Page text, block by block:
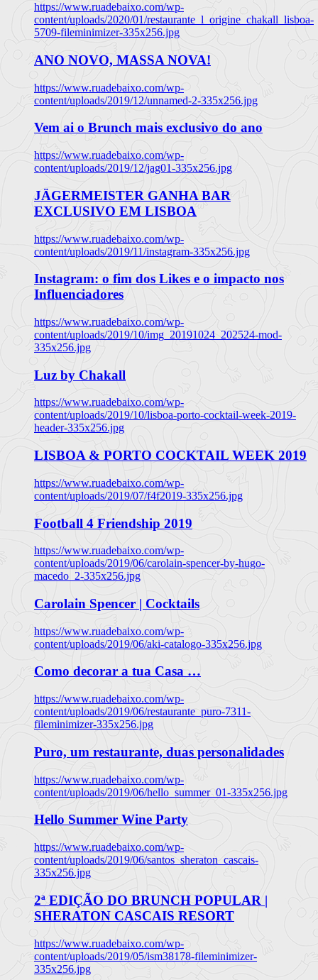
https://www.ruadebaixo.com/wp-
content/uploads/2020/01/restaurante_l_origine_chakall_lisboa-
5709-fileminimizer-335x256.jpg
ANO NOVO, MASSA NOVA!
https://www.ruadebaixo.com/wp-
content/uploads/2019/12/unnamed-2-335x256.jpg
Vem ai o Brunch mais exclusivo do ano
https://www.ruadebaixo.com/wp-
content/uploads/2019/12/jag01-335x256.jpg
JÄGERMEISTER GANHA BAR
EXCLUSIVO EM LISBOA
https://www.ruadebaixo.com/wp-
content/uploads/2019/11/instagram-335x256.jpg
Instagram: o fim dos Likes e o impacto nos
Influenciadores
https://www.ruadebaixo.com/wp-
content/uploads/2019/10/img_20191024_202524-mod-
335x256.jpg
Luz by Chakall
https://www.ruadebaixo.com/wp-
content/uploads/2019/10/lisboa-porto-cocktail-week-2019-
header-335x256.jpg
LISBOA & PORTO COCKTAIL WEEK 2019
https://www.ruadebaixo.com/wp-
content/uploads/2019/07/f4f2019-335x256.jpg
Football 4 Friendship 2019
https://www.ruadebaixo.com/wp-
content/uploads/2019/06/carolain-spencer-by-hugo-
macedo_2-335x256.jpg
Carolain Spencer | Cocktails
https://www.ruadebaixo.com/wp-
content/uploads/2019/06/aki-catalogo-335x256.jpg
Como decorar a tua Casa …
https://www.ruadebaixo.com/wp-
content/uploads/2019/06/restaurante_puro-7311-
fileminimizer-335x256.jpg
Puro, um restaurante, duas personalidades
https://www.ruadebaixo.com/wp-
content/uploads/2019/06/hello_summer_01-335x256.jpg
Hello Summer Wine Party
https://www.ruadebaixo.com/wp-
content/uploads/2019/06/santos_sheraton_cascais-
335x256.jpg
2ª EDIÇÃO DO BRUNCH POPULAR |
SHERATON CASCAIS RESORT
https://www.ruadebaixo.com/wp-
content/uploads/2019/05/ism38178-fileminimizer-
335x256.jpg